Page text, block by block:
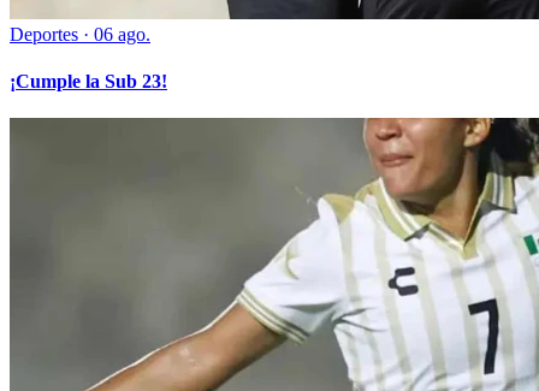
Deportes · 06 ago.
¡Cumple la Sub 23!